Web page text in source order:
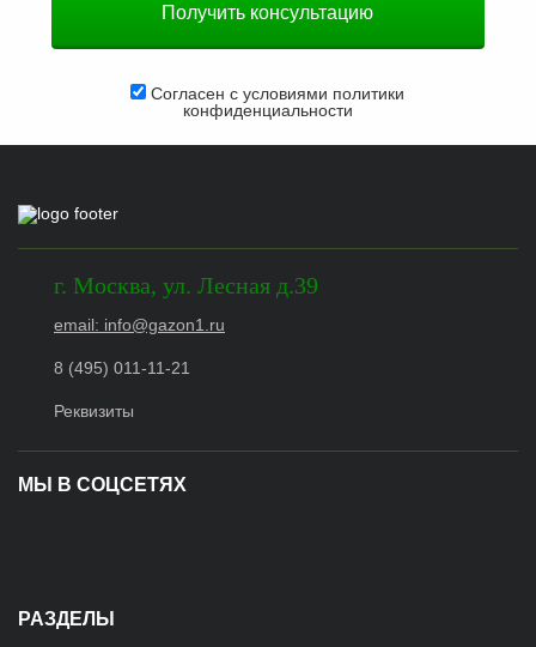
Согласен с условиями политики
конфиденциальности
г. Москва, ул. Лесная д.39
email: info@gazon1.ru
8 (495) 011-11-21
Реквизиты
МЫ В СОЦСЕТЯХ
РАЗДЕЛЫ